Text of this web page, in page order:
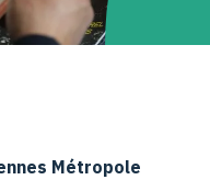
Métropole